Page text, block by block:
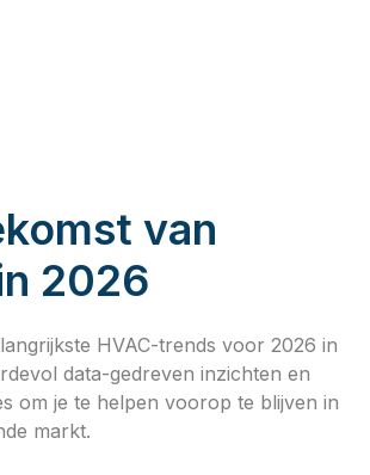
van
2026
HVAC-trends voor 2026 in
data-gedreven inzichten en
om je te helpen voorop te blijven in
markt.